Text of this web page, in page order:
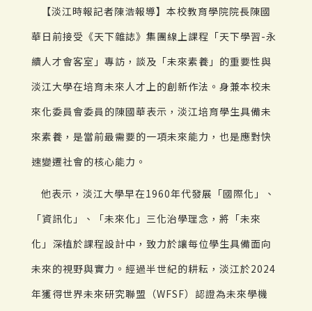
【淡江時報記者陳浩報導】本校教育學院院長陳國
華日前接受《天下雜誌》集團線上課程「天下學習-永
續人才會客室」專訪，談及「未來素養」的重要性與
淡江大學在培育未來人才上的創新作法。身兼本校未
來化委員會委員的陳國華表示，淡江培育學生具備未
來素養，是當前最需要的一項未來能力，也是應對快
速變遷社會的核心能力。
他表示，淡江大學早在1960年代發展「國際化」、
「資訊化」、「未來化」三化治學理念，將「未來
化」深植於課程設計中，致力於讓每位學生具備面向
未來的視野與實力。經過半世紀的耕耘，淡江於2024
年獲得世界未來研究聯盟（WFSF）認證為未來學機